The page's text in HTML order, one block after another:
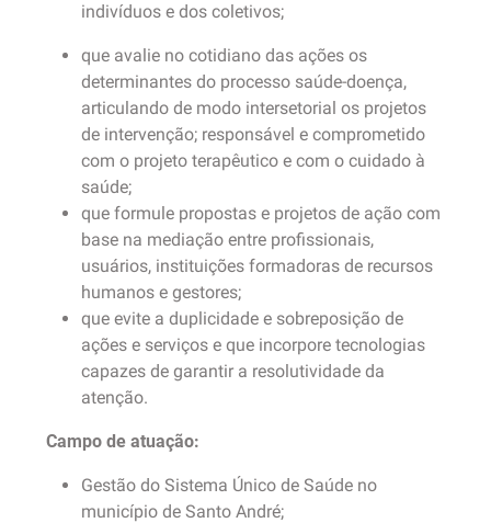
indivíduos e dos coletivos;
que avalie no cotidiano das ações os
determinantes do processo saúde-doença,
articulando de modo intersetorial os projetos
de intervenção; responsável e comprometido
com o projeto terapêutico e com o cuidado à
saúde;
que formule propostas e projetos de ação com
base na mediação entre profissionais,
usuários, instituições formadoras de recursos
humanos e gestores;
que evite a duplicidade e sobreposição de
ações e serviços e que incorpore tecnologias
capazes de garantir a resolutividade da
atenção.
Campo de atuação:
Gestão do Sistema Único de Saúde no
município de Santo André;